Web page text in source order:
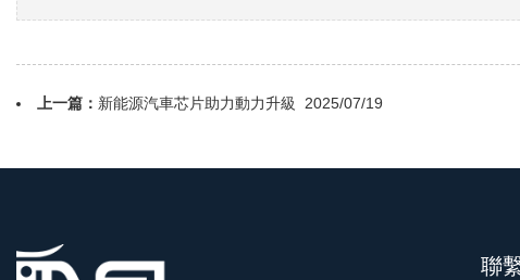
上一篇： 新能源汽車芯片助力動力升級 2025/07/19
聯